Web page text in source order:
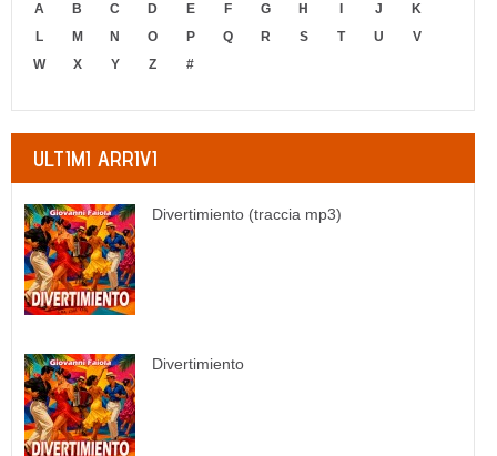
A B C D E F G H J
K
L
M N O P Q R S T U
V
W
X Y Z #
ULTIMI ARRIVI
Divertimiento (traccia mp3)
Divertimiento